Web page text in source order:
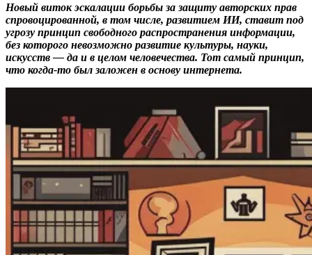
Новый виток эскалации борьбы за защиту авторских прав
спровоцированной, в том числе, развитием ИИ, ставит под
угрозу принцип свободного распространения информации,
без которого невозможно развитие культуры, науки,
искусств — да и в целом человечества. Тот самый принцип,
что когда-то был заложен в основу интернета.